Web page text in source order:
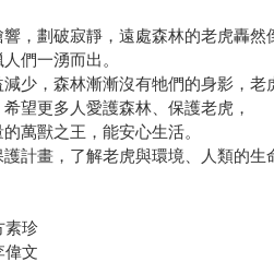
響，劃破寂靜，遠處森林的老虎轟然
們一湧而出。
少，森林漸漸沒有牠們的身影，老
望更多人愛護森林、保護老虎，
萬獸之王，能安心生活。
計畫，了解老虎與環境、人類的生
素珍
偉文